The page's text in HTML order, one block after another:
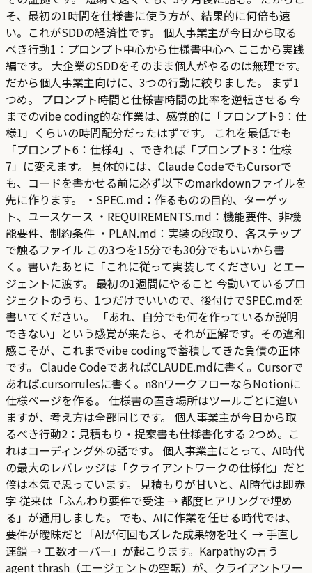
そ、最初の1時間を仕様書に使う方が、結果的に何倍も速
い。これがSDDの経済性です。 個人事業主が今日から取る
べき行動1：プロンプト中心から仕様書中心へ ここから実践
編です。 大企業のSDDをそのまま個人がやるのは無理です。
だから個人事業主向けに、3つの行動に絞りました。 まず1
つめ。 プロンプト時間と仕様書時間の比率を逆転させる 今
までのvibe coding的な作業は、感覚的に「プロンプト9：仕
様1」くらいの時間配分だったはずです。 これを最低でも
「プロンプト6：仕様4」、できれば「プロンプト3：仕様
7」に変えます。 具体的には、Claude CodeでもCursorで
も、コードを書かせる前に必ず以下のmarkdownファイルを
先に作ります。 ・SPEC.md：作るものの目的、ターゲッ
ト、ユースケース ・REQUIREMENTS.md：機能要件、非機
能要件、制約条件 ・PLAN.md：実装の段取り、各ステップ
で触るファイル この3つを15分でも30分でもいいから書
く。書いたあとに「これに従って実装してください」とエー
ジェントに渡す。 最初の1週間にやること 今動いているプロ
ジェクトのうち、1つだけでいいので、後付けでSPEC.mdを
書いてください。 「あれ、自分でも何を作っているか説明
できない」という感覚が来たら、それが正解です。その違和
感こそが、これまでvibe codingで蓄積してきた負債の正体
です。 Claude CodeであればCLAUDE.mdに書く。Cursorで
あれば.cursorrulesに書く。n8nワークフローならNotionに
仕様ページを作る。 仕様書の置き場所はツールごとに違い
ますが、考え方は全部同じです。 個人事業主が今日から取
るべき行動2：見積もり・提案書も仕様書化する 2つめ。こ
れはコーディング外の話です。 個人事業主にとって、AI時代
の最大のレバレッジは「クライアントワークの仕様化」だと
僕は本気で思っています。 見積もりが甘いと、AI時代は即赤
字 従来は「ふんわり要件で受注 → 都度ヒアリングで埋め
る」が通用しました。 でも、AIに作業を任せる時代では、
要件が曖昧だと「AIが何回もズレた成果物を吐く → 手直し
連鎖 → 工数オーバー」が起こります。Karpathyの言う
agent thrash（エージェントの空転）が、クライアントワー